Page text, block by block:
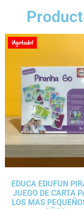
¡Agotado!
EDUCA EDUFUN
JUEGO DE CARTA
LOS MAS